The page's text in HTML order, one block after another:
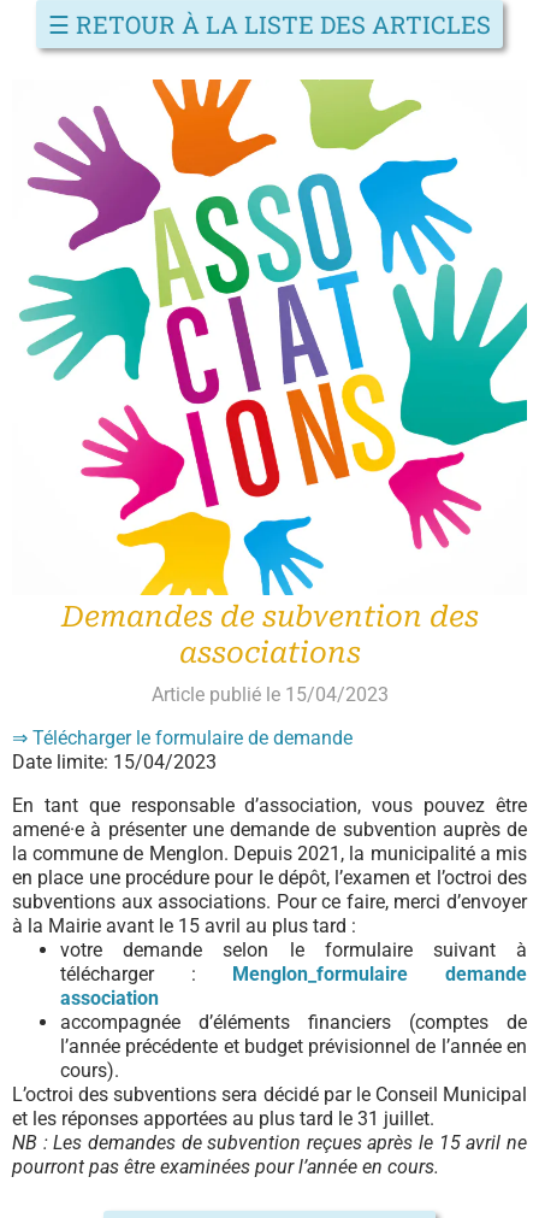
☰ RETOUR À LA LISTE DES ARTICLES
Demandes de subvention des
associations
Article publié le 15/04/2023
⇒ Télécharger le formulaire de demande
Date limite: 15/04/2023
En tant que responsable d’association, vous pouvez être
amené·e à présenter une demande de subvention auprès de
la commune de Menglon. Depuis 2021, la municipalité a mis
en place une procédure pour le dépôt, l’examen et l’octroi des
subventions aux associations. Pour ce faire, merci d’envoyer
à la Mairie avant le 15 avril au plus tard :
votre demande selon le formulaire suivant à
télécharger : Menglon_formulaire demande
association
accompagnée d’éléments financiers (comptes de
l’année précédente et budget prévisionnel de l’année en
cours).
L’octroi des subventions sera décidé par le Conseil Municipal
et les réponses apportées au plus tard le 31 juillet.
NB : Les demandes de subvention reçues après le 15 avril ne
pourront pas être examinées pour l’année en cours.